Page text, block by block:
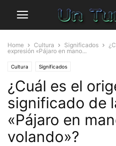
Home Cultura Significados
expresión «Pájaro en mano...
Cultura Significados
¿Cuál es el
significado de
«Pájaro en
volando»?